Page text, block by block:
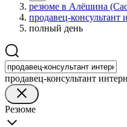
резюме в Алёшина
продавец-консультант
полный день
продавец-консультант
Резюме